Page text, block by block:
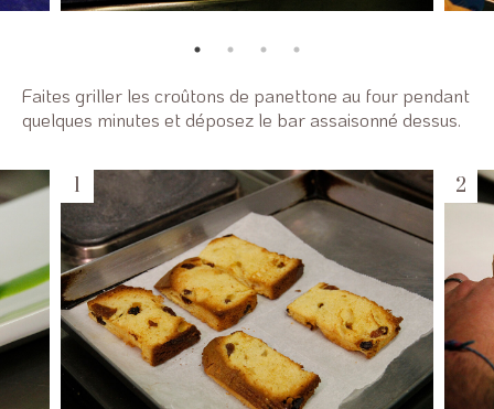
Faites griller les croûtons de panettone au four pendant
quelques minutes et déposez le bar assaisonné dessus.